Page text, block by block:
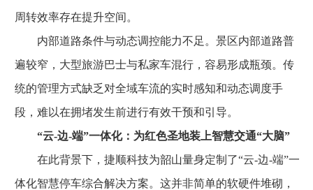
周转效率存在提升空间。
内部道路条件与动态调控能力不足。景区内部道路普
遍较窄，大型旅游巴士与私家车混行，容易形成瓶颈。传
统的管理方式缺乏对全域车流的实时感知和动态调度手
段，难以在拥堵发生前进行有效干预和引导。
“云-边-端”一体化：为红色圣地装上智慧交通“大脑”
在此背景下，捷顺科技为韶山量身定制了“云-边-端”一
体化智慧停车综合解决方案。这并非简单的软硬件堆砌，